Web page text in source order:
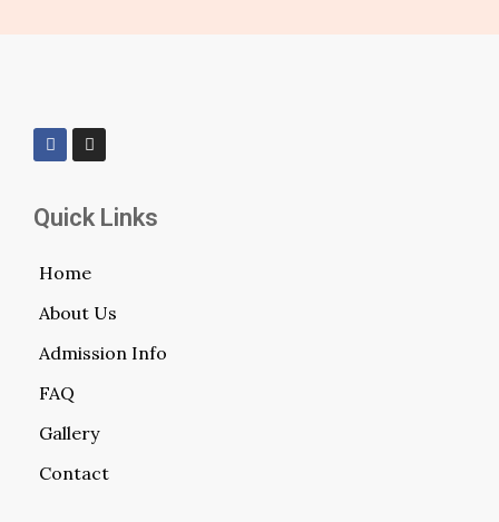
Quick Links
Home
About Us
Admission Info
FAQ
Gallery
Contact